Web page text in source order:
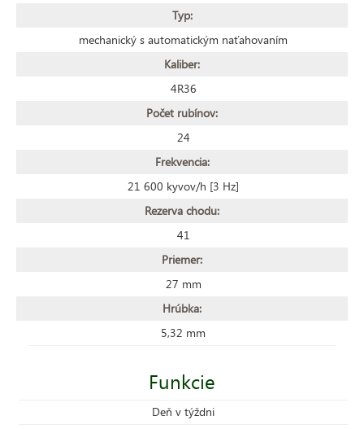
Typ:
mechanický s automatickým naťahovaním
Kaliber:
4R36
Počet rubínov:
24
Frekvencia:
21 600 kyvov/h [3 Hz]
Rezerva chodu:
41
Priemer:
27 mm
Hrúbka:
5,32 mm
Funkcie
Deň v týždni